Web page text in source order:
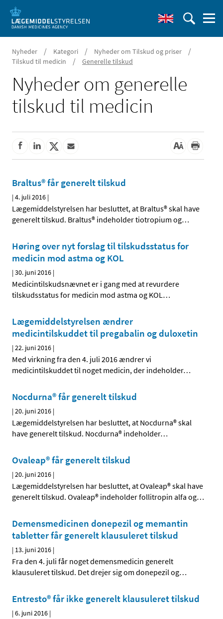
Nyheder / Kategori / Nyheder om Tilskud og priser /
Tilskud til medicin / Generelle tilskud
Nyheder om generelle
tilskud til medicin
Braltus® får generelt tilskud
|4. juli 2016 |
Lægemiddelstyrelsen har besluttet, at Braltus® skal have
generelt tilskud. Braltus® indeholder tiotropium og…
Høring over nyt forslag til tilskudsstatus for
medicin mod astma og KOL
|30. juni 2016 |
Medicintilskudsnævnet er i gang med at revurdere
tilskudsstatus for medicin mod astma og KOL…
Lægemiddelstyrelsen ændrer
medicintilskuddet til pregabalin og duloxetin
|22. juni 2016 |
Med virkning fra den 4. juli 2016 ændrer vi
medicintilskuddet til noget medicin, der indeholder…
Nocdurna® får generelt tilskud
|20. juni 2016 |
Lægemiddelstyrelsen har besluttet, at Nocdurna® skal
have generelt tilskud. Nocdurna® indeholder…
Ovaleap® får generelt tilskud
|20. juni 2016 |
Lægemiddelstyrelsen har besluttet, at Ovaleap® skal have
generelt tilskud. Ovaleap® indeholder follitropin alfa og…
Demensmedicinen donepezil og memantin
tabletter får generelt klausuleret tilskud
| 13. juni 2016 |
Fra den 4. juli får noget demensmedicin generelt
klausuleret tilskud. Det drejer sig om donepezil og…
Entresto® får ikke generelt klausuleret tilskud
|6. juni 2016 |